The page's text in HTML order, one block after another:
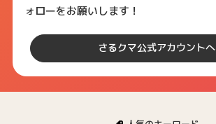
ォローをお願いします！
さるクマ公式アカウントへ